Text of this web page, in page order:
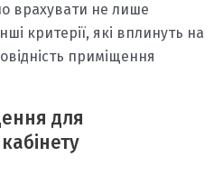
врахувати не лише
критерії, які вплинуть на
приміщення
для